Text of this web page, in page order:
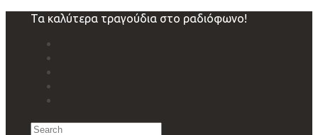
navigation
Τα καλύτερα τραγούδια στο ραδιόφωνο!
Search